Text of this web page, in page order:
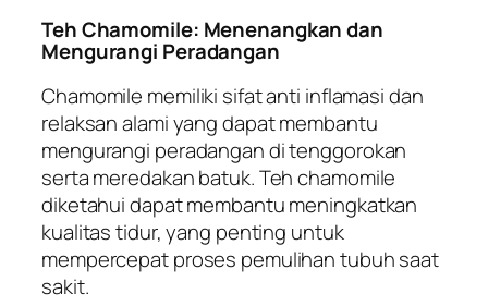
Teh Chamomile: Menenangkan dan
Mengurangi Peradangan
Chamomile memiliki sifat anti inflamasi dan
relaksan alami yang dapat membantu
mengurangi peradangan di tenggorokan
serta meredakan batuk. Teh chamomile
diketahui dapat membantu meningkatkan
kualitas tidur, yang penting untuk
mempercepat proses pemulihan tubuh saat
sakit.